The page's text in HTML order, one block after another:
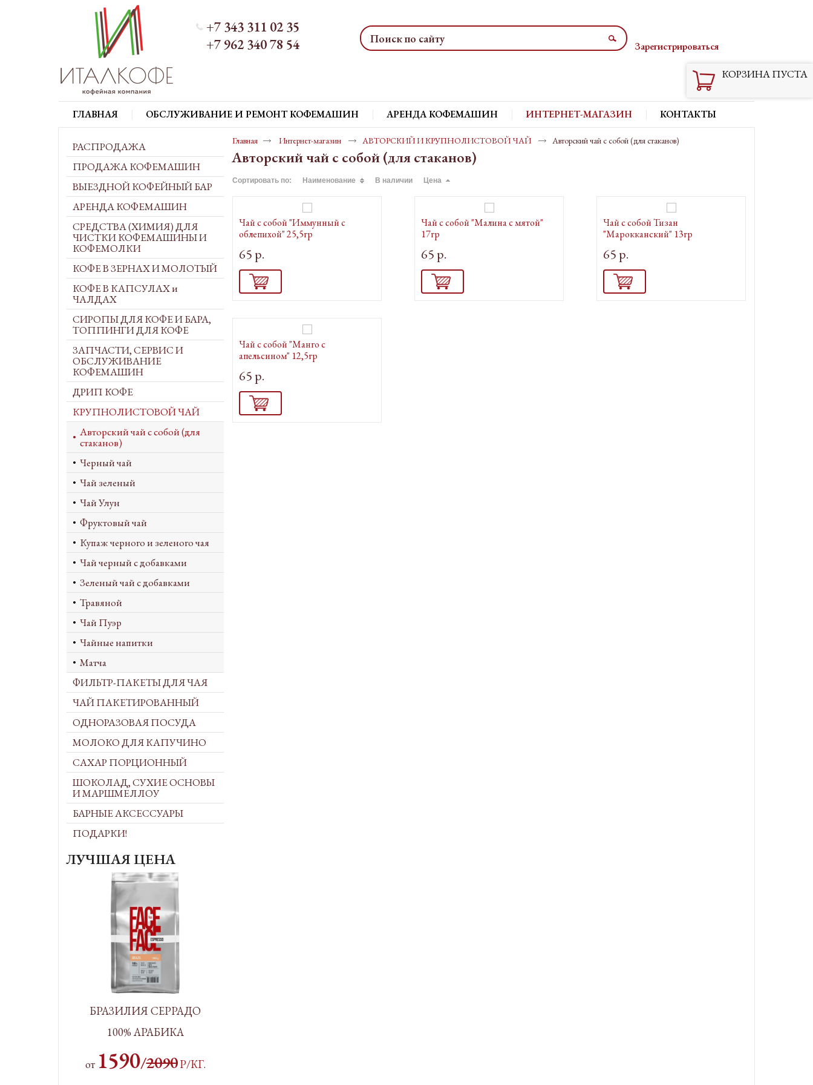
Зарегистрироваться
+7 343 311 02 35
+7 962 340 78 54
ГЛАВНАЯ ОБСЛУЖИВАНИЕ И РЕМОНТ КОФЕМАШИН АРЕНДА КОФЕМАШИН ИНТЕРНЕТ-МАГАЗИН КОНТАКТЫ
КОРЗИНА ПУСТА
РАСПРОДАЖА
ПРОДАЖА КОФЕМАШИН
ВЫЕЗДНОЙ КОФЕЙНЫЙ БАР
АРЕНДА КОФЕМАШИН
СРЕДСТВА (ХИМИЯ) ДЛЯ
ЧИСТКИ КОФЕМАШИНЫ И
КОФЕМОЛКИ
КОФЕ В ЗЕРНАХ И МОЛОТЫЙ
КОФЕ В КАПСУЛАХ и
ЧАЛДАХ
СИРОПЫ ДЛЯ КОФЕ И БАРА,
ТОППИНГИ ДЛЯ КОФЕ
ЗАПЧАСТИ, СЕРВИС И
ОБСЛУЖИВАНИЕ
КОФЕМАШИН
ДРИП КОФЕ
КРУПНОЛИСТОВОЙ ЧАЙ
Авторский чай с собой (для
стаканов)
Черный чай
Чай зеленый
Чай Улун
Фруктовый чай
Купаж черного и зеленого чая
Чай черный с добавками
Зеленый чай с добавками
Травяной
Чай Пуэр
Чайные напитки
Матча
ФИЛЬТР-ПАКЕТЫ ДЛЯ ЧАЯ
ЧАЙ ПАКЕТИРОВАННЫЙ
ОДНОРАЗОВАЯ ПОСУДА
МОЛОКО ДЛЯ КАПУЧИНО
САХАР ПОРЦИОННЫЙ
ШОКОЛАД, СУХИЕ ОСНОВЫ
И МАРШМЕЛЛОУ
БАРНЫЕ АКСЕССУАРЫ
ПОДАРКИ!
ЛУЧШАЯ ЦЕНА
БРАЗИЛИЯ СЕРРАДО
100% АРАБИКА
от 1590/2090Р/КГ.
Главная Интернет-магазин АВТОРСКИЙ И КРУПНОЛИСТОВОЙ ЧАЙ Авторский чай с собой (для стаканов)
Авторский чай с собой (для стаканов)
Сортировать по: Наименование В наличии Цена
Чай с собой "Иммунный с
облепихой" 25,5гр
65 р.
Чай с собой "Малина с мятой"
17гр
65 р.
Чай с собой Тизан
"Марокканский" 13гр
65 р.
Чай с собой "Манго с
апельсином" 12,5гр
65 р.